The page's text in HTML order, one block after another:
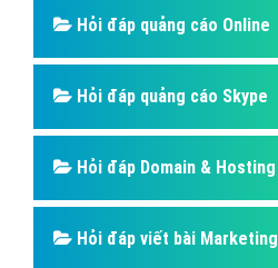
Hỏi đáp quảng cáo Online
Hỏi đáp quảng cáo Skype
Hỏi đáp Domain & Hosting
Hỏi đáp viết bài Marketing